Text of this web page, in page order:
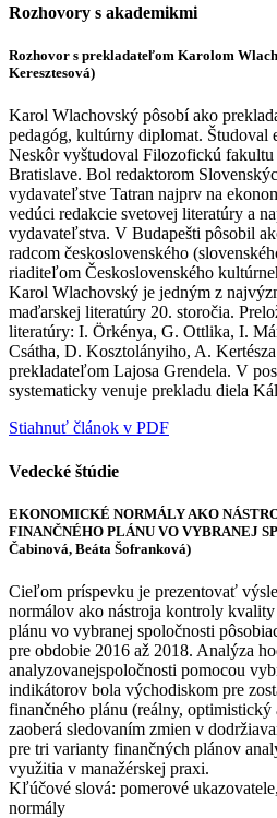
Rozhovory s akademikmi
Rozhovor s prekladateľom Karolom
Keresztesová)
Karol Wlachovský pôsobí ako
pedagóg, kultúrny diplomat. Študoval
Neskôr vyštudoval Filozofickú
Bratislave. Bol redaktorom
vydavateľstve Tatran najprv na
vedúci redakcie svetovej literatúry a
vydavateľstva. V Budapešti pôsobil
radcom československého
riaditeľom Československého
Karol Wlachovský je jedným z
maďarskej literatúry 20. storočia.
literatúry: I. Örkénya, G. Ottlika, I.
Csátha, D. Kosztolányiho, A.
prekladateľom Lajosa Grendela. V
systematicky venuje prekladu diela
Stiahnuť článok v PDF
Vedecké štúdie
EKONOMICKÉ NORMÁLY AKO
FINANČNÉHO PLÁNU VO VYBRANEJ
Čabinová, Beáta Šofranková)
Cieľom príspevku je prezentovať
normálov ako nástroja kontroly
plánu vo vybranej spoločnosti
pre obdobie 2016 až 2018. Analýza
analyzovanejspoločnosti pomocou
indikátorov bola východiskom pre
finančného plánu (reálny, optimistický
zaoberá sledovaním zmien v
pre tri varianty finančných plánov
využitia v manažérskej praxi.
Kľúčové slová: pomerové
normály